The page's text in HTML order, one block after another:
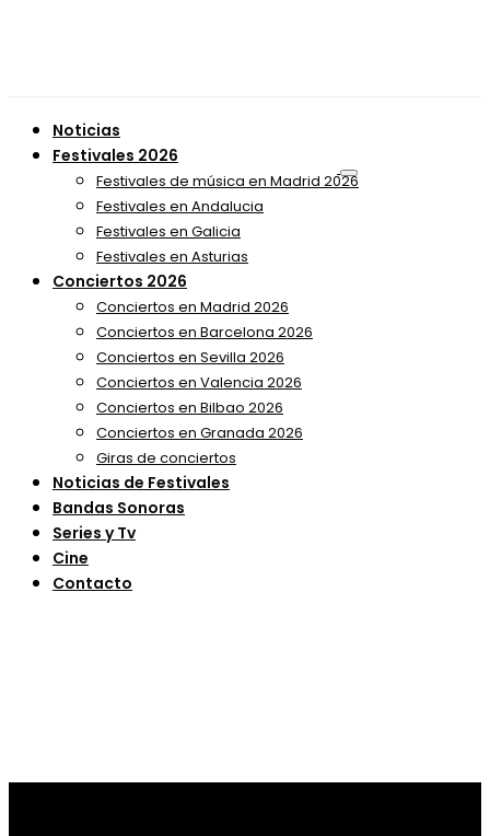
Noticias
Festivales 2026
Festivales de música en Madrid 2026
Festivales en Andalucia
Festivales en Galicia
Festivales en Asturias
Conciertos 2026
Conciertos en Madrid 2026
Conciertos en Barcelona 2026
Conciertos en Sevilla 2026
Conciertos en Valencia 2026
Conciertos en Bilbao 2026
Conciertos en Granada 2026
Giras de conciertos
Noticias de Festivales
Bandas Sonoras
Series y Tv
Cine
Contacto